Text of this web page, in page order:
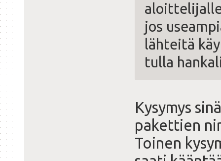
jos
lähteitä
tulla
Kysymys
pakettien
Toinen